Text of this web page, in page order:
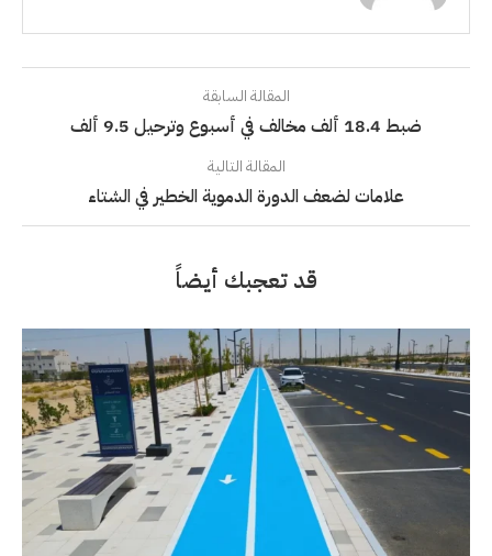
المقالة السابقة
ضبط 18.4 ألف مخالف في أسبوع وترحيل 9.5 ألف
المقالة التالية
علامات لضعف الدورة الدموية الخطير في الشتاء
قد تعجبك أيضاً